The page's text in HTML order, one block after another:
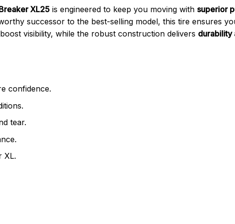
XL25 is engineered to keep you moving with superior
successor to the best-selling model, this tire ensures
visibility, while the robust construction delivers durability
confidence.
tear.
XL.